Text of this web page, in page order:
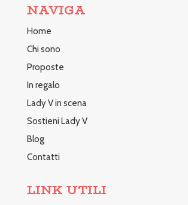
NAVIGA
Home
Chi sono
Proposte
In regalo
Lady V in scena
Sostieni Lady V
Blog
Contatti
LINK UTILI